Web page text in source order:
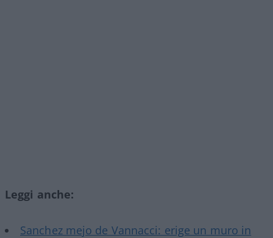
Leggi anche:
Sanchez mejo de Vannacci: erige un muro in